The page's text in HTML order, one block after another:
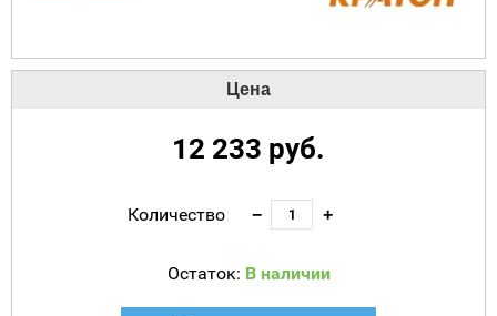
Цена
12 233 руб.
Количество − +
Остаток: В наличии